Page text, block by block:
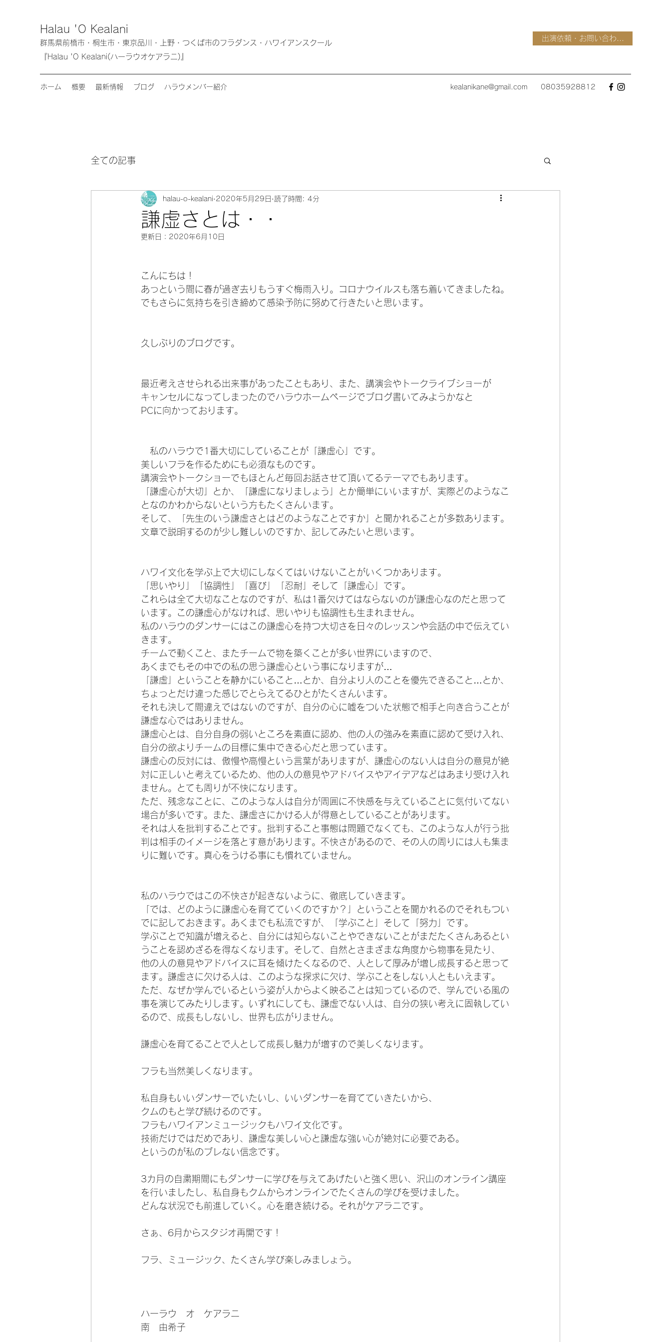
Halau 'O Kealani
群馬県前橋市・桐生市・東京品川・上野・つくば市のフラダンス・ハワイアンスクール
『Halau 'O Kealani(ハーラウオケアラニ)』
出演依頼・お問い合わ...
ホーム 概要 最新情報 ブログ ハラウメンバー紹介 kealanikane@gmail.com 08035928812
全ての記事
謙虚さとは・・
halau-o-kealani 2020年5月29日 読了時間: 4分
更新日： 2020年6月10日
こんにちは！
あっという間に春が過ぎ去りもうすぐ梅雨入り。コロナウイルスも落ち着いてきましたね。
でもさらに気持ちを引き締めて感染予防に努めて行きたいと思います。
久しぶりのブログです。
最近考えさせられる出来事があったこともあり、また、講演会やトークライブショーが
キャンセルになってしまったのでハラウホームページでブログ書いてみようかなと
PCに向かっております。
私のハラウで1番大切にしていることが「謙虚心」です。
美しいフラを作るためにも必須なものです。
講演会やトークショーでもほとんど毎回お話させて頂いてるテーマでもあります。
「謙虚心が大切」とか、「謙虚になりましょう」とか簡単にいいますが、実際どのようなこ
となのかわからないという方もたくさんいます。
そして、「先生のいう謙虚さとはどのようなことですか」と聞かれることが多数あります。
文章で説明するのが少し難しいのですか、記してみたいと思います。
ハワイ文化を学ぶ上で大切にしなくてはいけないことがいくつかあります。
「思いやり」「協調性」「喜び」「忍耐」そして「謙虚心」です。
これらは全て大切なことなのですが、私は1番欠けてはならないのが謙虚心なのだと思って
います。この謙虚心がなければ、思いやりも協調性も生まれません。
私のハラウのダンサーにはこの謙虚心を持つ大切さを日々のレッスンや会話の中で伝えてい
きます。
チームで動くこと、またチームで物を築くことが多い世界にいますので、
あくまでもその中での私の思う謙虚心という事になりますが…
「謙虚」ということを静かにいること…とか、自分より人のことを優先できること…とか、
ちょっとだけ違った感じでとらえてるひとがたくさんいます。
それも決して間違えではないのですが、自分の心に嘘をついた状態で相手と向き合うことが
謙虚な心ではありません。
謙虚心とは、自分自身の弱いところを素直に認め、他の人の強みを素直に認めて受け入れ、
自分の欲よりチームの目標に集中できる心だと思っています。
謙虚心の反対には、傲慢や高慢という言葉がありますが、謙虚心のない人は自分の意見が絶
対に正しいと考えているため、他の人の意見やアドバイスやアイデアなどはあまり受け入れ
ません。とても周りが不快になります。
ただ、残念なことに、このような人は自分が周囲に不快感を与えていることに気付いてない
場合が多いです。また、謙虚さにかける人が得意としていることがあります。
それは人を批判することです。批判すること事態は問題でなくても、このような人が行う批
判は相手のイメージを落とす意があります。不快さがあるので、その人の周りには人も集ま
りに難いです。真心をうける事にも慣れていません。
私のハラウではこの不快さが起きないように、徹底していきます。
「では、どのように謙虚心を育てていくのですか？」ということを聞かれるのでそれもつい
でに記しておきます。あくまでも私流ですが、「学ぶこと」そして「努力」です。
学ぶことで知識が増えると、自分には知らないことやできないことがまだたくさんあるとい
うことを認めざるを得なくなります。そして、自然とさまざまな角度から物事を見たり、
他の人の意見やアドバイスに耳を傾けたくなるので、人として厚みが増し成長すると思って
ます。謙虚さに欠ける人は、このような探求に欠け、学ぶことをしない人ともいえます。
ただ、なぜか学んでいるという姿が人からよく映ることは知っているので、学んでいる風の
事を演じてみたりします。いずれにしても、謙虚でない人は、自分の狭い考えに固執してい
るので、成長もしないし、世界も広がりません。
謙虚心を育てることで人として成長し魅力が増すので美しくなります。
フラも当然美しくなります。
私自身もいいダンサーでいたいし、いいダンサーを育てていきたいから、
クムのもと学び続けるのです。
フラもハワイアンミュージックもハワイ文化です。
技術だけではだめであり、謙虚な美しい心と謙虚な強い心が絶対に必要である。
というのが私のブレない信念です。
3カ月の自粛期間にもダンサーに学びを与えてあげたいと強く思い、沢山のオンライン講座
を行いましたし、私自身もクムからオンラインでたくさんの学びを受けました。
どんな状況でも前進していく。心を磨き続ける。それがケアラニです。
さぁ、6月からスタジオ再開です！
フラ、ミュージック、たくさん学び楽しみましょう。
ハーラウ　オ　ケアラニ
南　由希子